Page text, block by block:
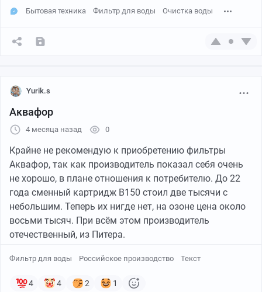
пытается сосать воду. Если фильтр забивается, то
приходилось делать прям часто, чуть ли не через день
этом слвивает воду из бассейна, поэтому приходится
небольшой. Может это в начале так было,
понаблюдаю еще.
В общем, через пару дней работы фильтра бассейн
стал прозрачный и никогда не мутнел все следующие
дни. Я спокойно там плавал, ребёнок у нас приезжал,
племянник плавал, все соседи плавали.
Бытовая техника Фильтр для воды Очистка воды
Yurik.s
Аквафор
4 месяца назад 0
Крайне не рекомендую к приобретению фильтры
Аквафор, так как производитель показал себя очень
не хорошо, в плане отношения к потребителю. До 22
года сменный картридж В150 стоил две тысячи с
небольшим. Теперь их нигде нет, на озоне цена около
восьми тысяч. При всём этом производитель
отечественный, из Питера.
Фильтр для воды Российское производство Текст
4 4 2 1